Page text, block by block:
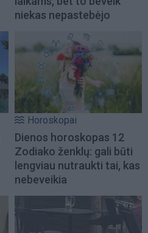
niekas nepastebėjo
Horoskopai
Dienos horoskopas 12
Zodiako ženklų: gali būti
lengviau nutraukti tai, kas
nebeveikia